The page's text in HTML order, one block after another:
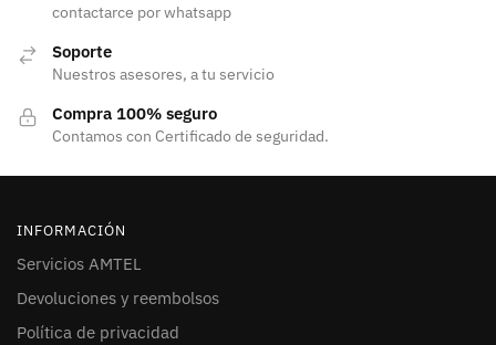
contactarce por whatsapp
Soporte
Nuestros asesores, a tu servicio
Compra 100% seguro
Contamos con Certificado de seguridad.
INFORMACIÓN
Servicios AMTEL
Devoluciones y reembolsos
Política de privacidad